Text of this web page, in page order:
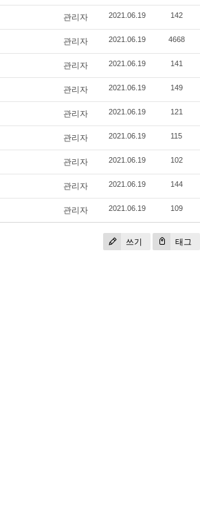
관리자 2021.06.19 142
관리자 2021.06.19 4668
관리자 2021.06.19 141
관리자 2021.06.19 149
관리자 2021.06.19 121
관리자 2021.06.19 115
관리자 2021.06.19 102
관리자 2021.06.19 144
관리자 2021.06.19 109
쓰기 태그